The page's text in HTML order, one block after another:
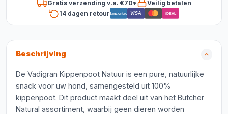
Gratis verzending v.a. €70*
Veilig betalen
14 dagen retourBancontact VISA iDEAL
Beschrijving
De Vadigran Kippenpoot Natuur is een pure, natuurlijke
snack voor uw hond, samengesteld uit 100%
kippenpoot. Dit product maakt deel uit van het Butcher
Natural assortiment, waarbij geen dieren worden